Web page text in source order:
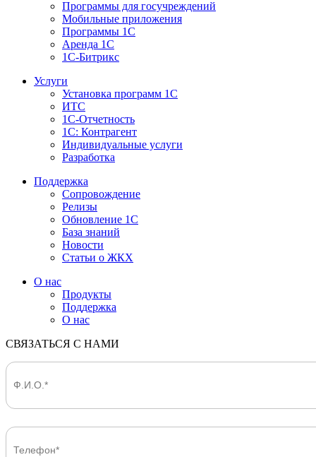
Программы для госучреждений
Мобильные приложения
Программы 1С
Аренда 1С
1С-Битрикс
Услуги
Установка программ 1С
ИТС
1С-Отчетность
1С: Контрагент
Индивидуальные услуги
Разработка
Поддержка
Сопровождение
Релизы
Обновление 1С
База знаний
Новости
Статьи о ЖКХ
О нас
Продукты
Поддержка
О нас
СВЯЗАТЬСЯ С НАМИ